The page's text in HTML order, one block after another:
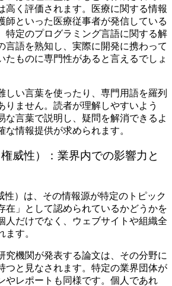
高く評価されます。医療に関する情報
師といった医療従事者が発信している
特定のプログラミング言語に関する解
言語を熟知し、実際に開発に携わって
たものに専門性があると言えるでしょ
しい言葉を使ったり、専門用語を羅列
りません。読者が理解しやすいよう
な言葉で説明し、疑問を解消できるよ
な情報提供が求められます。
権威性）：業界内での影響力と
性）は、その情報源が特定のトピック
在」として認められているかどうかを
人だけでなく、ウェブサイトや組織全
す。
究機関が発表する論文は、その分野に
つと見なされます。特定の業界団体が
やレポートも同様です。個人であれ